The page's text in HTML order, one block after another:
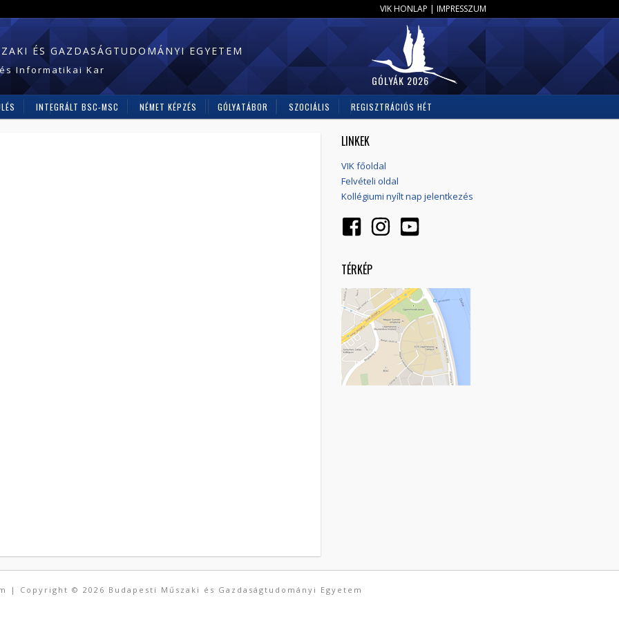
VIK HONLAP | IMPRESSZUM
ÉS GAZDASÁGTUDOMÁNYI EGYETEM
Informatikai Kar
GÓLYÁK 2026
INTEGRÁLT BSC-MSC NÉMET KÉPZÉS GÓLYATÁBOR SZOCIÁLIS REGISZTRÁCIÓS HÉT
LINKEK
VIK főoldal
Felvételi oldal
Kollégiumi nyílt nap jelentkezés
TÉRKÉP
| Copyright © 2026 Budapesti Műszaki és Gazdaságtudományi Egyetem